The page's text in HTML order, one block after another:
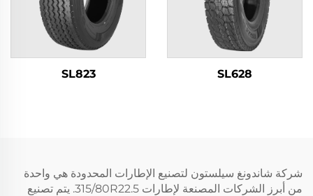
SL628
SL823
شركة شاندونغ سيلستون لتصنيع الإطارات المحدودة هي واحدة
من أبرز الشركات المصنعة لإطارات 315/80R22.5. يتم تصنيع